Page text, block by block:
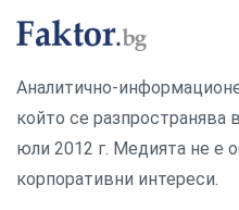
Аналитично-
който се разпространява
юли 2012 г. Медията не е
корпоративни интереси.